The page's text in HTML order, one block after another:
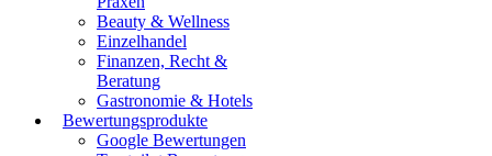
Beauty & Wellness
Einzelhandel
Finanzen, Recht &
Beratung
Gastronomie & Hotels
Bewertungsprodukte
Google Bewertungen